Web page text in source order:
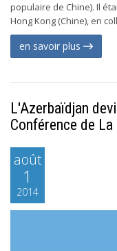
populaire de Chine). Il
Hong Kong (Chine), en
en savoir plus
L'Azerbaïdjan
Conférence de La
août
1
2014